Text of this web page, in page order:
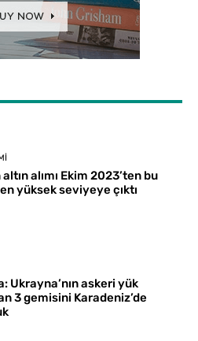
altın alımı Ekim 2023’ten bu
yüksek seviyeye çıktı
Ukrayna’nın askeri yük
3 gemisini Karadeniz’de